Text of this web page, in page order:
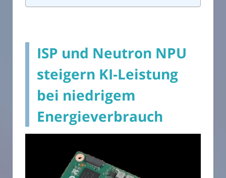
ISP und Neutron NPU
steigern KI-Leistung
bei niedrigem
Energieverbrauch